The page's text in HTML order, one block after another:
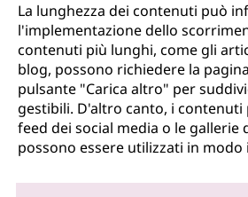
La lunghezza dei contenuti può
l'implementazione dello
contenuti più lunghi, come gli
blog, possono richiedere la
pulsante "Carica altro" per
gestibili. D'altro canto, i contenuti
feed dei social media o le gallerie
possono essere utilizzati in